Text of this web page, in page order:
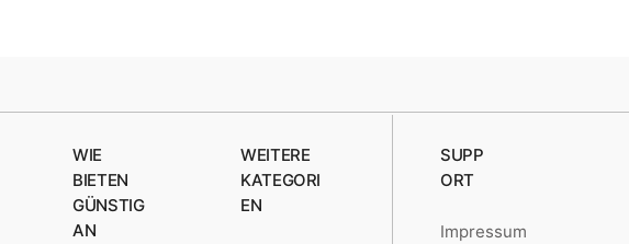
WIE
BIETEN
GÜNSTIG
AN
WEITERE
KATEGORI
EN
SUPP
ORT
Impressum